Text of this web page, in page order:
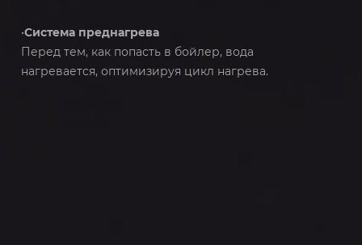
•Система преднагрева
Перед тем, как попасть в бойлер, вода
нагревается, оптимизируя цикл нагрева.